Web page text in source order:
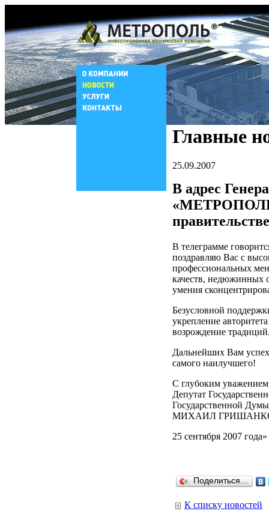
Главные
25.09.2007
В адрес
В телеграмме
поздравляю Вас с
профессиональных
качеств, недюжинных
умения
Безусловной
укрепление
возрождение
Дальнейших Вам
самого наилучшего!
С глубоким
Депутат
Государственной
МИХАИЛ
25 сентября 2007 года»
Поделиться…
К списку новостей